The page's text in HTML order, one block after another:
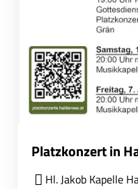
Platzkonzert in
Hl. Jakob Kapelle